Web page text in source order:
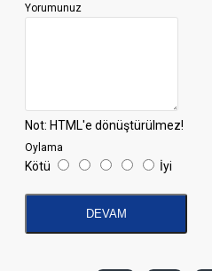
Yorumunuz
Not: HTML'e dönüştürülmez!
Oylama
Kötü İyi
DEVAM